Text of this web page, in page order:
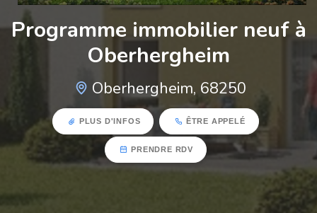
Programme immobilier neuf à
Oberhergheim
Oberhergheim, 68250
PLUS D'INFOS ÊTRE APPELÉ
PRENDRE RDV